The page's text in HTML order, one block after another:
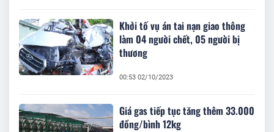
Khởi tố vụ án tai nạn giao thông
làm 04 người chết, 05 người bị
thương
00:53 02/10/2023
Giá gas tiếp tục tăng thêm 33.000
đồng/bình 12kg